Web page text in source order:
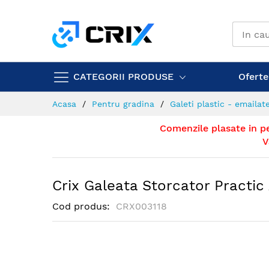
CATEGORII PRODUSE
Acasa Pentru gradina Galeti plastic -
Comenzile plasate in
Crix Galeata Storcator Practic
Cod produs CRX003118